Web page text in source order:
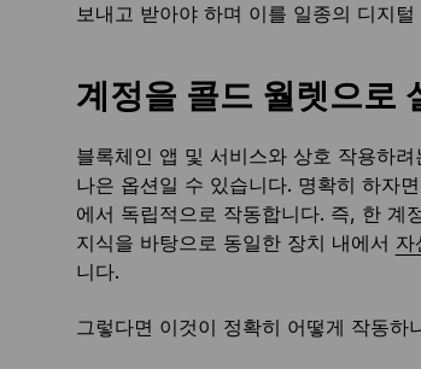
보내고 받아야 하며 이를 일종의 디지
계정을 콜드 월렛으로
블록체인 앱 및 서비스와 상호 작용하
나은 옵션일 수 있습니다. 명확히 하자
에서 독립적으로 작동합니다. 즉, 한 계
지식을 바탕으로 동일한 장치 내에서 자
니다.
그렇다면 이것이 정확히 어떻게 작동하